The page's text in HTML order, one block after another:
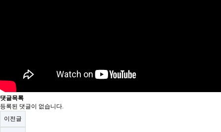
댓글목록
등록된 댓글이 없습니다.
이전글